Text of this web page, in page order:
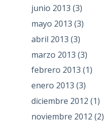
junio 2013 (3)
mayo 2013 (3)
abril 2013 (3)
marzo 2013 (3)
febrero 2013 (1)
enero 2013 (3)
diciembre 2012 (1)
noviembre 2012 (2)